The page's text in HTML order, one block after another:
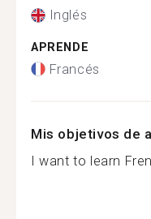
Inglés
APRENDE
Francés
Mis objetivos de
I want to learn